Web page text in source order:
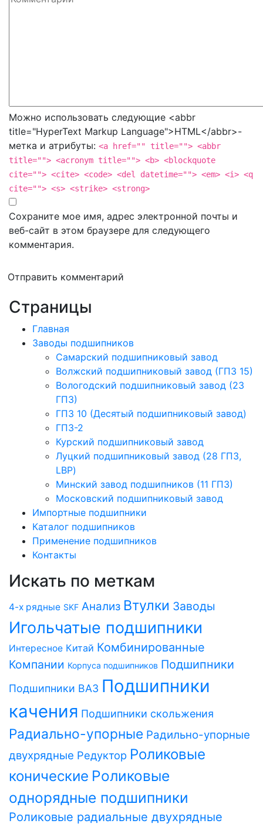
Можно использовать следующие <abbr
title="HyperText Markup Language">HTML</abbr>-
метка и атрибуты: <a href="" title=""> <abbr
title=""> <acronym title=""> <b> <blockquote
cite=""> <cite> <code> <del datetime=""> <em> <i> <q
cite=""> <s> <strike> <strong>
Сохраните мое имя, адрес электронной почты и
веб-сайт в этом браузере для следующего
комментария.
Отправить комментарий
Страницы
Главная
Заводы подшипников
Cамарский подшипниковый завод
Волжский подшипниковый завод (ГПЗ 15)
Вологодский подшипниковый завод (23
ГПЗ)
ГПЗ 10 (Десятый подшипниковый завод)
ГПЗ-2
Курский подшипниковый завод
Луцкий подшипниковый завод (28 ГПЗ,
LBP)
Минский завод подшипников (11 ГПЗ)
Московский подшипниковый завод
Импортные подшипники
Каталог подшипников
Применение подшипников
Контакты
Искать по меткам
4-х рядные SKF Анализ Втулки Заводы
Игольчатые подшипники
Интересное Китай Комбинированные
Компании Корпуса подшипников Подшипники
Подшипники ВАЗ Подшипники
качения Подшипники скольжения
Радиально-упорные Радильно-упорные
двухрядные Редуктор Роликовые
конические Роликовые
однорядные подшипники
Роликовые радиальные двухрядные